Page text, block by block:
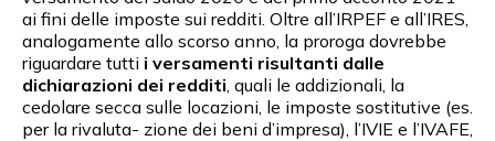
ai fini delle imposte sui redditi. Oltre all’IRPEF e all’IRES,
analogamente allo scorso anno, la proroga dovrebbe
riguardare tutti i versamenti risultanti dalle
dichiarazioni dei redditi , quali le addizionali, la
cedolare secca sulle locazioni, le imposte sostitutive (es.
per la rivaluta- zione dei beni d’impresa), l’IVIE e l’IVAFE,